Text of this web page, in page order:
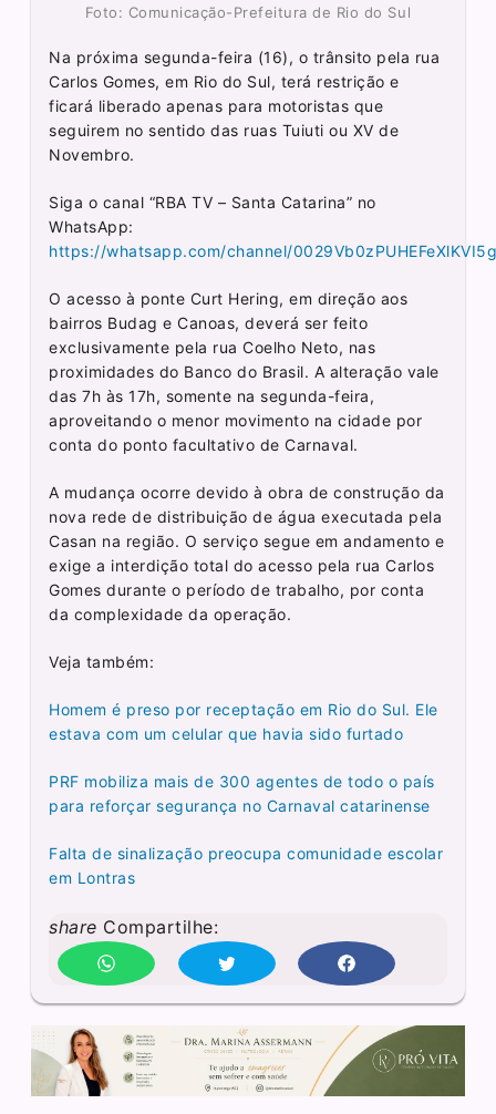
Foto: Comunicação-Prefeitura de Rio do Sul
Na próxima segunda-feira (16), o trânsito pela rua
Carlos Gomes, em Rio do Sul, terá restrição e
ficará liberado apenas para motoristas que
seguirem no sentido das ruas Tuiuti ou XV de
Novembro.
Siga o canal “RBA TV – Santa Catarina” no
WhatsApp:
https://whatsapp.com/channel/
O acesso à ponte Curt Hering, em direção aos
bairros Budag e Canoas, deverá ser feito
exclusivamente pela rua Coelho Neto, nas
proximidades do Banco do Brasil. A alteração vale
das 7h às 17h, somente na segunda-feira,
aproveitando o menor movimento na cidade por
conta do ponto facultativo de Carnaval.
A mudança ocorre devido à obra de construção da
nova rede de distribuição de água executada pela
Casan na região. O serviço segue em andamento e
exige a interdição total do acesso pela rua Carlos
Gomes durante o período de trabalho, por conta
da complexidade da operação.
Veja também:
Homem é preso por receptação em Rio do Sul. Ele
estava com um celular que havia sido furtado
PRF mobiliza mais de 300 agentes de todo o país
para reforçar segurança no Carnaval catarinense
Falta de sinalização preocupa comunidade escolar
em Lontras
share Compartilhe: